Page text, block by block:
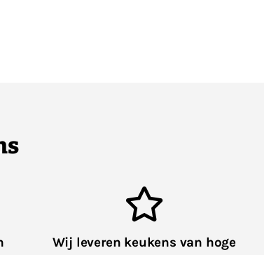
Wij leveren keukens van hoge